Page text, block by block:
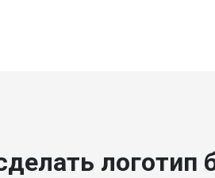
логотип